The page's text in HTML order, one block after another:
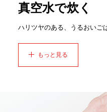
真空水で炊く
ハリツヤのある、うるおいご
もっと見る